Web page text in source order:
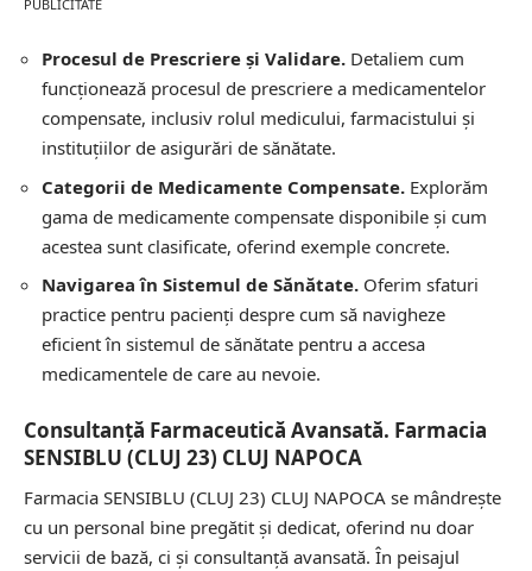
PUBLICITATE
Procesul de Prescriere și Validare. Detaliem cum
funcționează procesul de prescriere a medicamentelor
compensate, inclusiv rolul medicului, farmacistului și
instituțiilor de asigurări de sănătate.
Categorii de Medicamente Compensate. Explorăm
gama de medicamente compensate disponibile și cum
acestea sunt clasificate, oferind exemple concrete.
Navigarea în Sistemul de Sănătate. Oferim sfaturi
practice pentru pacienți despre cum să navigheze
eficient în sistemul de sănătate pentru a accesa
medicamentele de care au nevoie.
Consultanță Farmaceutică Avansată. Farmacia
SENSIBLU (CLUJ 23) CLUJ NAPOCA
Farmacia SENSIBLU (CLUJ 23) CLUJ NAPOCA se mândrește
cu un personal bine pregătit și dedicat, oferind nu doar
servicii de bază, ci și consultanță avansată. În peisajul